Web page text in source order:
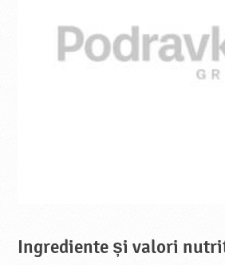
Ingrediente și valori